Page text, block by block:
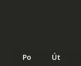
Po Út